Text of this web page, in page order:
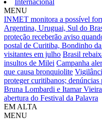
Internacional
MENU
INMET monitora a possível
Argentina, Uruguai, Sul do
proteção receberão aviso
postal de Curitiba, Bondinho
visitantes em julho Brasil
insultos de Milei Campanha
que causa bronquiolite
proteger curitibanos;
Bruna Lombardi e Itamar
abertura do Festival da Palavra
EM ALTA
MENU